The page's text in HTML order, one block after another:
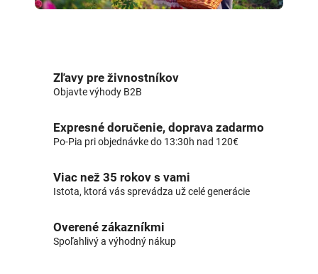
Zľavy pre živnostníkov
Objavte výhody B2B
Expresné doručenie, doprava zadarmo
Po-Pia pri objednávke do 13:30h nad 120€
Viac než 35 rokov s vami
Istota, ktorá vás sprevádza už celé generácie
Overené zákazníkmi
Spoľahlivý a výhodný nákup